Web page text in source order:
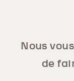
Nous
de